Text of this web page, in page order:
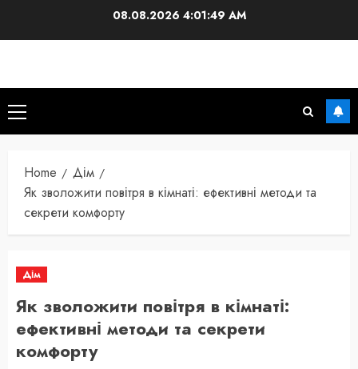
08.08.2026 4:01:50 AM
Primary
Menu
Home
Дім
Як зволожити повітря в кімнаті: ефективні методи та
секрети комфорту
Дім
Як зволожити повітря в кімнаті:
ефективні методи та секрети
комфорту